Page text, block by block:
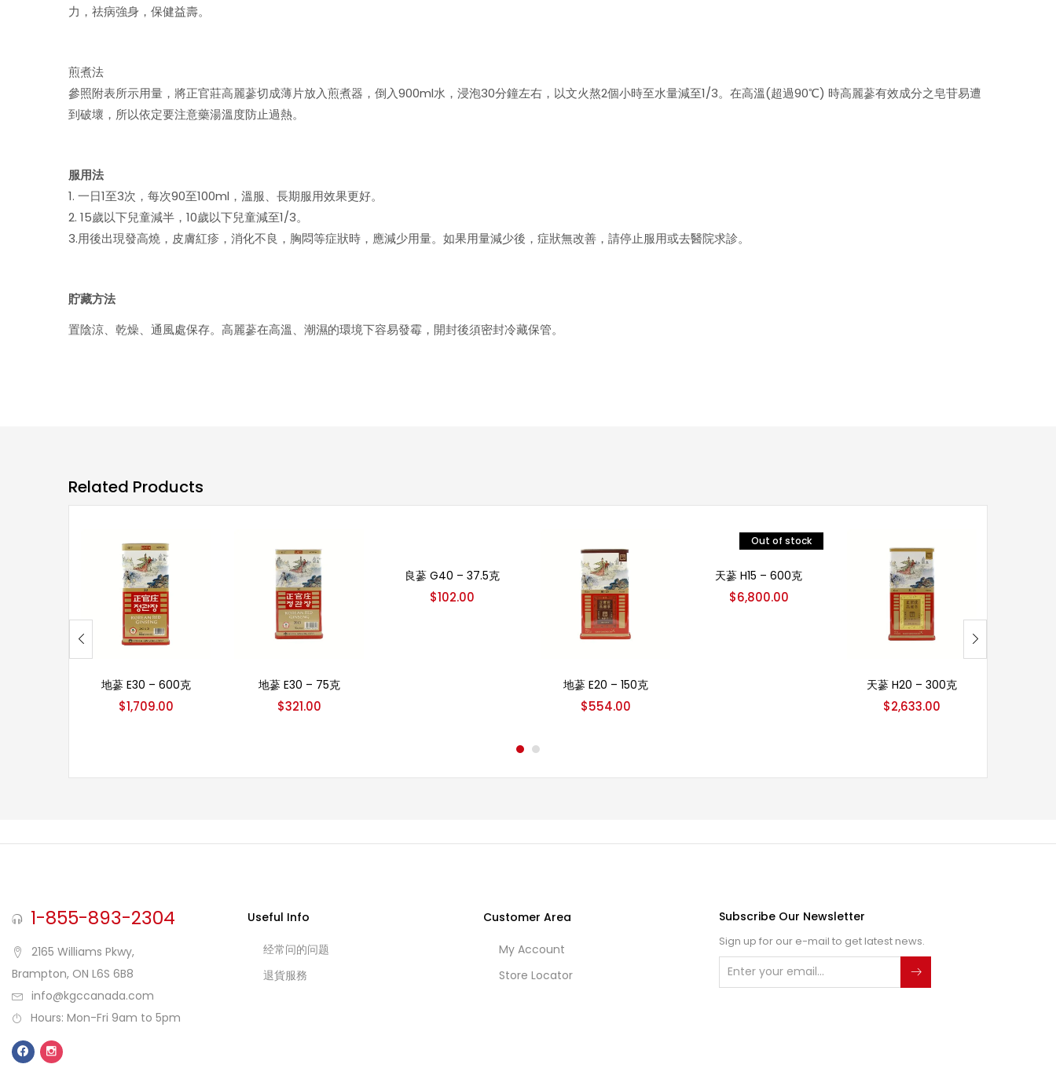
力，祛病強身，保健益壽。
煎煮法
參照附表所示用量，將正官莊高麗蔘切成薄片放入煎煮器，倒入900ml水，浸泡30分鐘左右，以文火熬2個小時至水量減至1/3。在高溫(超過90℃) 時高麗蔘有效成分之皂苷易遭
到破壞，所以依定要注意藥湯溫度防止過熱。
服用法
1. 一日1至3次，每次90至100ml，溫服、長期服用效果更好。
2. 15歲以下兒童減半，10歲以下兒童減至1/3。
3.用後出現發高燒，皮膚紅疹，消化不良，胸悶等症狀時，應減少用量。如果用量減少後，症狀無改善，請停止服用或去醫院求診。
貯藏方法
置陰涼、乾燥、通風處保存。高麗蔘在高溫、潮濕的環境下容易發霉，開封後須密封冷藏保管。
Related Products
地蔘 E30 – 600克
$1,709.00
地蔘 E30 – 75克
$321.00
良蔘 G40 – 37.5克
$102.00
地蔘 E20 – 150克
$554.00
Out of stock
天蔘 H15 – 600克
$6,800.00
天蔘 H20 – 300克
$2,633.00
1-855-893-2304
2165 Williams Pkwy,
Brampton, ON L6S 6B8
info@kgccanada.com
Hours: Mon-Fri 9am to 5pm
Useful Info
经常问的问题
退貨服務
Customer Area
My Account
Store Locator
Subscribe Our Newsletter
Sign up for our e-mail to get latest news.